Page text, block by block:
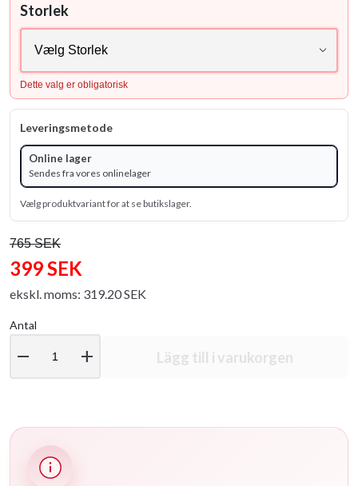
Storlek
Dette valg er obligatorisk
Leveringsmetode
Online lager
Sendes fra vores onlinelager
Vælg produktvariant for at se butikslager.
765 SEK
399 SEK
ekskl. moms: 319.20 SEK
Antal
remove add Lägg till i varukorgen